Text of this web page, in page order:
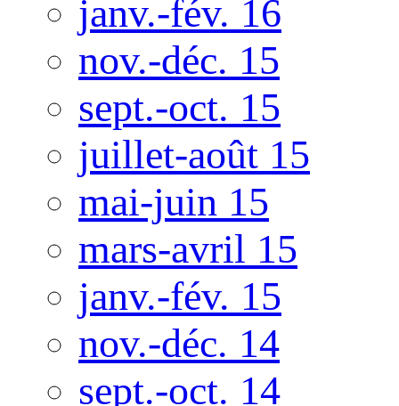
janv.-fév. 16
nov.-déc. 15
sept.-oct. 15
juillet-août 15
mai-juin 15
mars-avril 15
janv.-fév. 15
nov.-déc. 14
sept.-oct. 14